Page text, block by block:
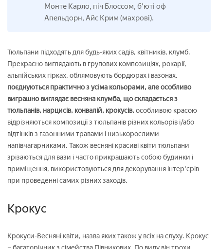
Монте Карло, піч Блоссом, б'юті оф
Апельдорн, Айс Крим (махрові).
Тюльпани підходять для будь-яких садів, квітників, клумб.
Прекрасно виглядають в групових композиціях, рокарії,
альпійських гірках, облямовують бордюрах і вазонах.
поєднуються практично з усіма кольорами, але особливо
виграшно виглядає весняна клумба, що складається з
тюльпанів, нарцисів, конвалій, крокусів.особливою красою
відрізняються композиції з тюльпанів різних кольорів і/або
відтінків з газонними травами і низькорослими
напівчагарниками. Також весняні красиві квіти тюльпани
зрізаються для вази і часто прикрашають собою будинки і
приміщення, використовуються для декорування інтер'єрів
при проведенні самих різних заходів.
Крокус
Крокуси-Весняні квіти, назва яких також у всіх на слуху. Крокус